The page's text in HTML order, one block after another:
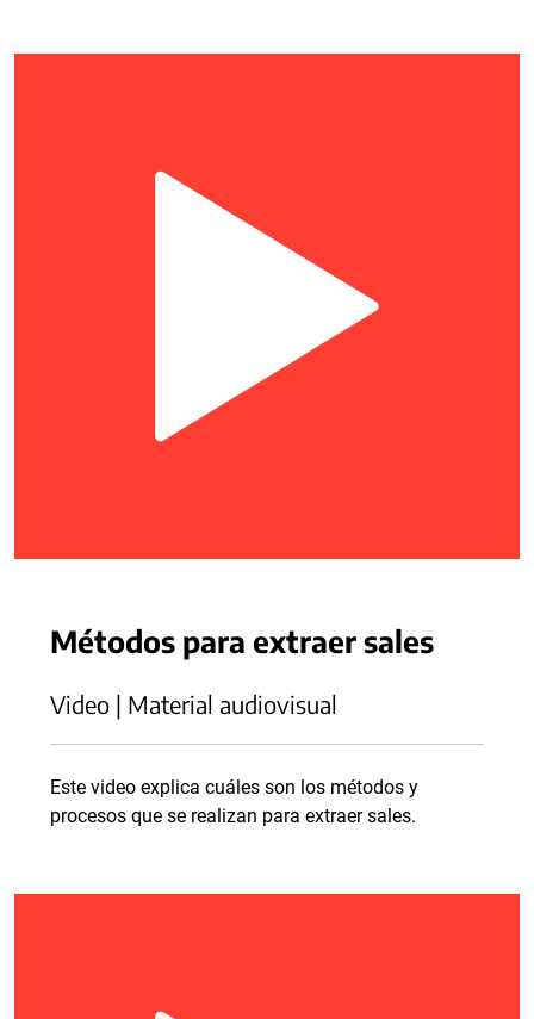
Métodos para extraer sales
Video | Material audiovisual
Este video explica cuáles son los métodos y
procesos que se realizan para extraer sales.